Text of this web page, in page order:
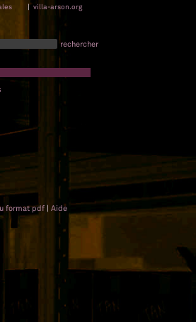
| villa-arson.org
rechercher
format pdf | Aide